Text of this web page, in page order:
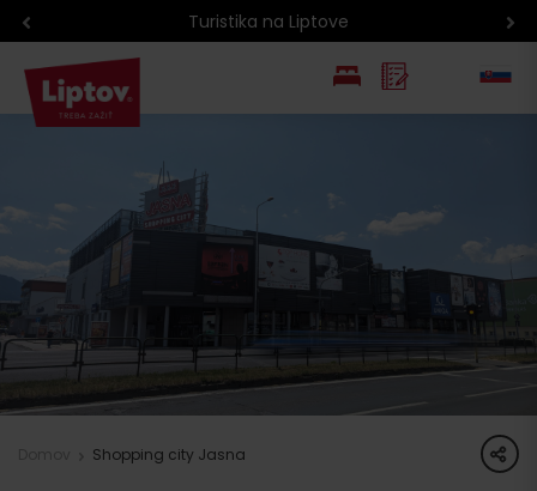
Turistika na Liptove
Shopping city Jasna share